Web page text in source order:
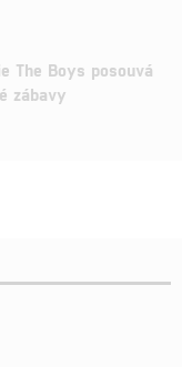
The Boys posouvá
zábavy